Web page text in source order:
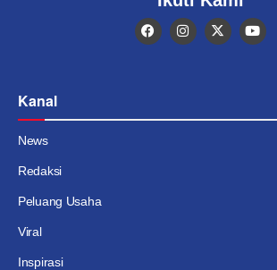
Kanal
News
Redaksi
Peluang Usaha
Viral
Inspirasi